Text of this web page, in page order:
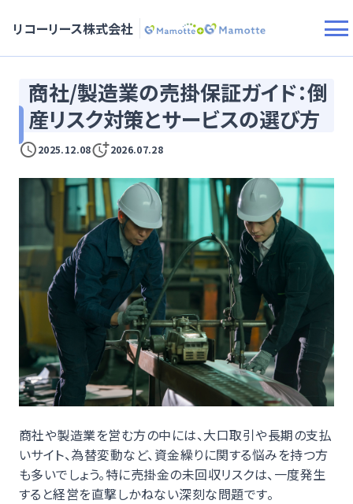
リコーリース株式会社
商社/製造業の売掛保証ガイド：倒
産リスク対策とサービスの選び方
2025.12.08 2026.07.28
商社や製造業を営む方の中には、大口取引や長期の支払
いサイト、為替変動など、資金繰りに関する悩みを持つ方
も多いでしょう。特に売掛金の未回収リスクは、一度発生
すると経営を直撃しかねない深刻な問題です。